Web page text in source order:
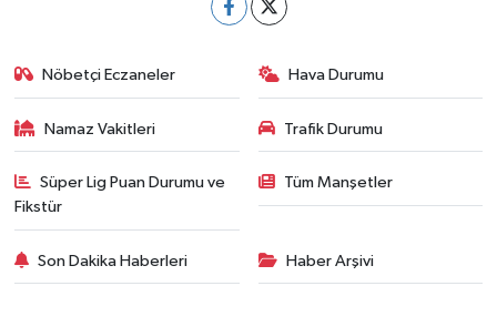
Nöbetçi Eczaneler Hava Durumu
Namaz Vakitleri Trafik Durumu
Süper Lig Puan Durumu ve
Fikstür
Tüm Manşetler
Son Dakika Haberleri Haber Arşivi